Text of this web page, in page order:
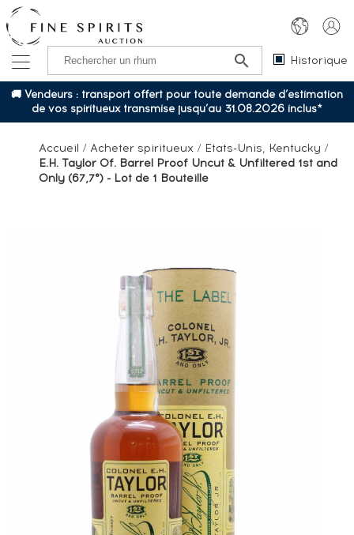
Historique
🚚 Vendeurs : transport offert pour toute demande d’estimation
de vos spiritueux transmise jusqu’au 31.08.2026 inclus*
Accueil / Acheter spiritueux / Etats-Unis, Kentucky /
E.H. Taylor Of. Barrel Proof Uncut & Unfiltered 1st and
Only (67,7°) - Lot de 1 Bouteille